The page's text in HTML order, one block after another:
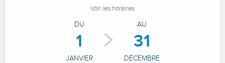
Voir les horaires
DU
1
JANVIER
AU
31
DÉCEMBRE